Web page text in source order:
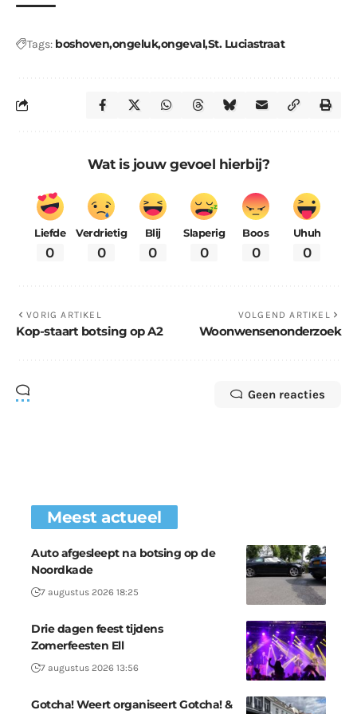
Tags: boshovenongelukongevalSt. Luciastraat
Wat is jouw gevoel hierbij?
Liefde
0
Verdrietig
0
Blij
0
Slaperig
0
Boos
0
Uhuh
0
VORIG ARTIKEL
Kop-staart botsing op A2
VOLGEND ARTIKEL
Woonwensenonderzoek
Geen reacties
Meest actueel
Auto afgesleept na botsing op de
Noordkade
7 augustus 2026 18:25
Drie dagen feest tijdens
Zomerfeesten Ell
7 augustus 2026 13:56
Gotcha! Weert organiseert Gotcha! &